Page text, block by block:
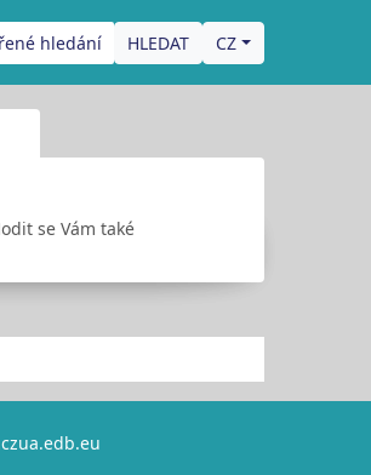
hledání CZ
se Vám také
ua.edb.eu